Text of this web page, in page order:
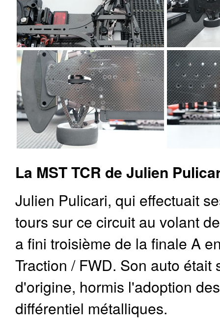
La MST TCR de Julien
Julien Pulicari, qui effectuait
tours sur ce circuit au volant
a fini troisième de la finale A
Traction / FWD. Son auto était
d'origine, hormis l'adoption
différentiel métalliques.